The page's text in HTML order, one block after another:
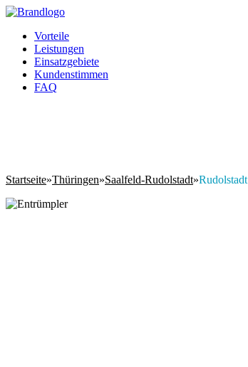
Vorteile
Leistungen
Einsatzgebiete
Kundenstimmen
FAQ
Startseite»Thüringen»Saalfeld-Rudolstadt»Rudolstadt